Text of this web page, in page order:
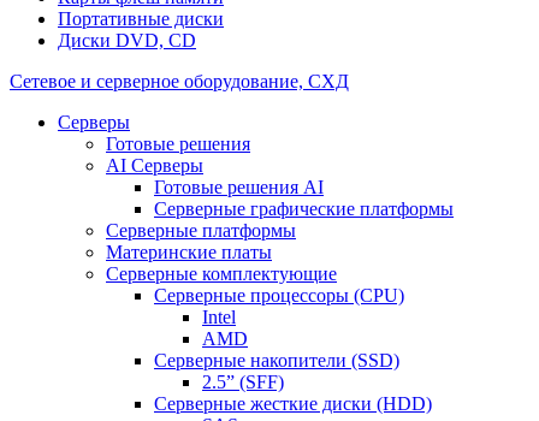
Портативные диски
Диски DVD, CD
Сетевое и серверное оборудование, СХД
Cерверы
Готовые решения
AI Серверы
Готовые решения AI
Серверные графические платформы
Серверные платформы
Материнские платы
Серверные комплектующие
Серверные процессоры (CPU)
Intel
AMD
Серверные накопители (SSD)
2.5” (SFF)
Серверные жесткие диски (HDD)